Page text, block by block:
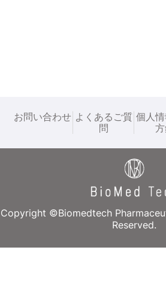
お問い合わせ よくあるご質
問
個人
Copyright ©Biomedtech
Reserved.